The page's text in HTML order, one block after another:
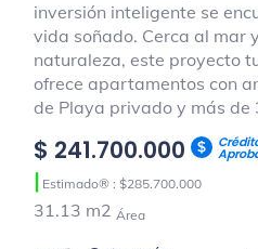
inversión inteligente se
vida soñado. Cerca al mar
naturaleza, este proyecto
ofrece apartamentos con
de Playa privado y más de
$ 241.700.000
| Estimado® : $285.700.000
31.13 m2 Área